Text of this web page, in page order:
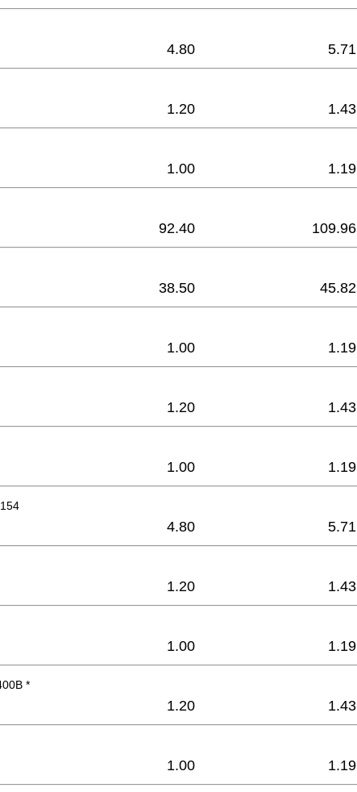
4.80 5.71
1.20 1.43
1.00 1.19
92.40 109.96
38.50 45.82
1.00 1.19
1.20 1.43
1.00 1.19
4.80 5.71
1.20 1.43
1.00 1.19
*
1.20 1.43
1.00 1.19